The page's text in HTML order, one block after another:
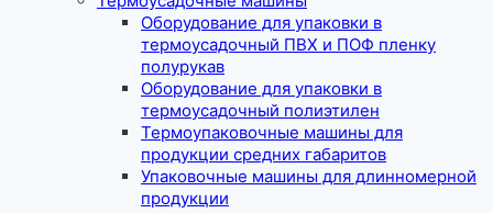
Оборудование для упаковки в
термоусадочный ПВХ и ПОФ пленку
полурукав
Оборудование для упаковки в
термоусадочный полиэтилен
Термоупаковочные машины для
продукции средних габаритов
Упаковочные машины для длинномерной
продукции